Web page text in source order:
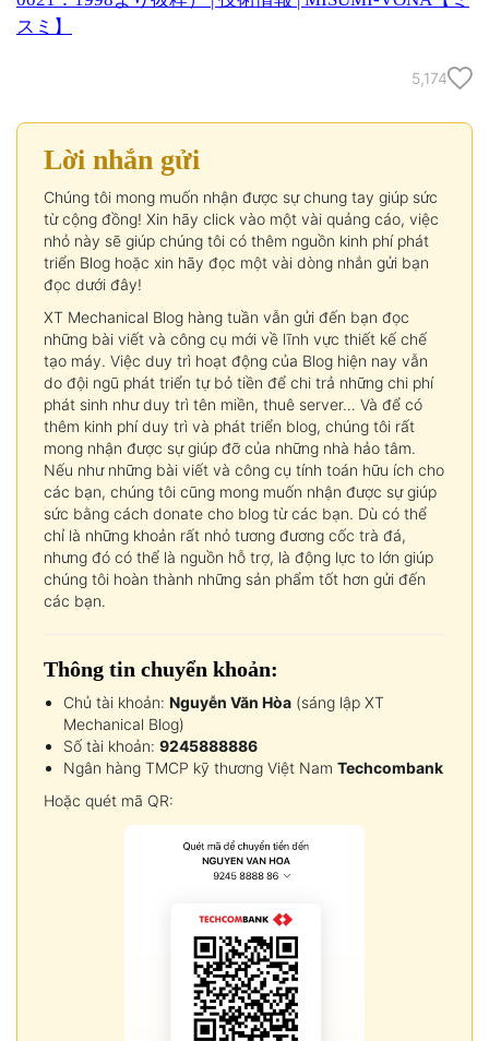
スミ】
5,174
Lời nhắn gửi
Chúng tôi mong muốn nhận được sự chung tay giúp sức
từ cộng đồng! Xin hãy click vào một vài quảng cáo, việc
nhỏ này sẽ giúp chúng tôi có thêm nguồn kinh phí phát
triển Blog hoặc xin hãy đọc một vài dòng nhắn gửi bạn
đọc dưới đây!
XT Mechanical Blog hàng tuần vẫn gửi đến bạn đọc
những bài viết và công cụ mới về lĩnh vực thiết kế chế
tạo máy. Việc duy trì hoạt động của Blog hiện nay vẫn
do đội ngũ phát triển tự bỏ tiền để chi trả những chi phí
phát sinh như duy trì tên miền, thuê server… Và để có
thêm kinh phí duy trì và phát triển blog, chúng tôi rất
mong nhận được sự giúp đỡ của những nhà hảo tâm.
Nếu như những bài viết và công cụ tính toán hữu ích cho
các bạn, chúng tôi cũng mong muốn nhận được sự giúp
sức bằng cách donate cho blog từ các bạn. Dù có thể
chỉ là những khoản rất nhỏ tương đương cốc trà đá,
nhưng đó có thể là nguồn hỗ trợ, là động lực to lớn giúp
chúng tôi hoàn thành những sản phẩm tốt hơn gửi đến
các bạn.
Thông tin chuyển khoản:
Chủ tài khoản: Nguyễn Văn Hòa (sáng lập XT
Mechanical Blog)
Số tài khoản: 9245888886
Ngân hàng TMCP kỹ thương Việt Nam Techcombank
Hoặc quét mã QR: